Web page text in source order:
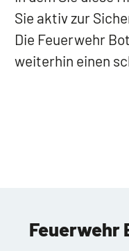
Sie aktiv zur
Die Feuerwehr
weiterhin einen
Feuerwehr